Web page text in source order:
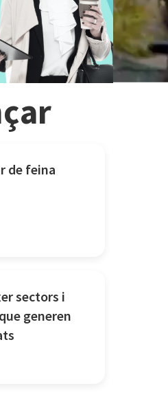
de feina
sectors i
generen